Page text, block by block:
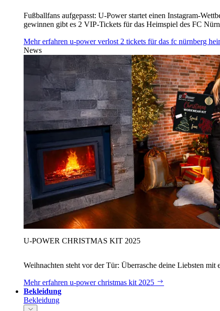
Fußballfans aufgepasst: U‑Power startet einen Instagram-
gewinnen gibt es 2 VIP-Tickets für das Heimspiel des FC
Mehr erfahren u‑power verlost 2 tickets für das fc nürnberg
News
U‑POWER CHRISTMAS KIT 2025
Weihnachten steht vor der Tür: Überrasche deine Liebsten
Mehr erfahren u‑power christmas kit 2025
Bekleidung
Bekleidung